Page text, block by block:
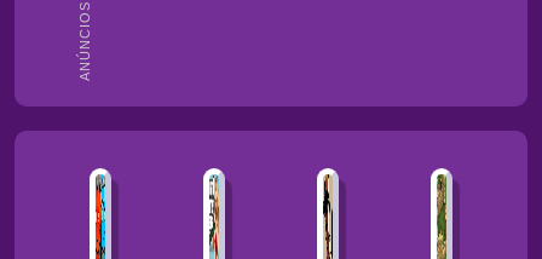
ANÚNCIOS